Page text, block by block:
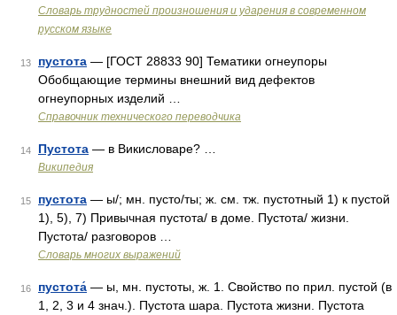
Словарь трудностей произношения и ударения в современном
русском языке
13 пустота — [ГОСТ 28833 90] Тематики огнеупоры
Обобщающие термины внешний вид дефектов
огнеупорных изделий …
Справочник технического переводчика
14 Пустота — в Викисловаре? …
Википедия
15 пустота — ы/; мн. пусто/ты; ж. см. тж. пустотный 1) к пустой
1), 5), 7) Привычная пустота/ в доме. Пустота/ жизни.
Пустота/ разговоров …
Словарь многих выражений
16 пустота́ — ы, мн. пустоты, ж. 1. Свойство по прил. пустой (в
1, 2, 3 и 4 знач.). Пустота шара. Пустота жизни. Пустота